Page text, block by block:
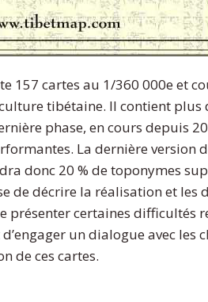
157 cartes au 1/360 000e et
tibétaine. Il contient plus
phase, en cours depuis
La dernière version
donc 20 % de toponymes
de décrire la réalisation et les
présenter certaines difficultés
un dialogue avec les
de ces cartes.